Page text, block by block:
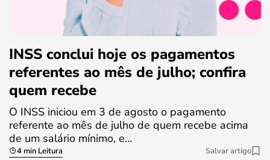
INSS conclui hoje os pagamentos
referentes ao mês de julho; confira
quem recebe
O INSS iniciou em 3 de agosto o pagamento
referente ao mês de julho de quem recebe acima
de um salário mínimo, e…
4 min Leitura Salvar artigo